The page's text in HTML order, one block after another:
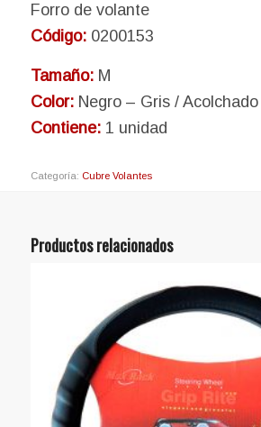
Forro de volante
Código:0200153
Tamaño:M
Color:Negro – Gris / Acolchado
Contiene:1 unidad
Categoría: Cubre Volantes
Productos relacionados